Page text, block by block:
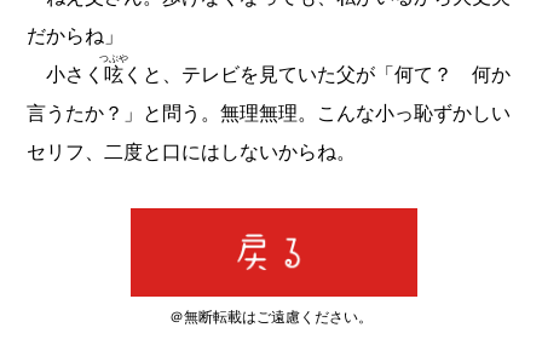
だからね」
小さく 呟
つぶや
くと、テレビを見ていた父が「何て？ 何か
言うたか？」と問う。無理無理。こんな小っ恥ずかしい
セリフ、二度と口にはしないからね。
＠無断転載はご遠慮ください。